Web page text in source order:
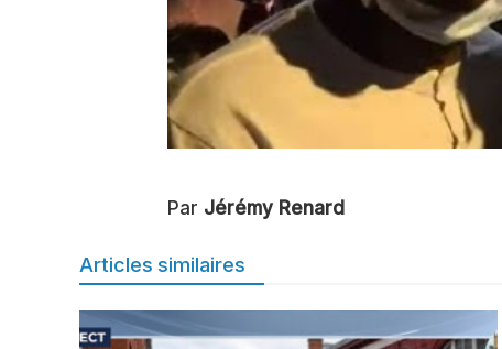
Par Jérémy Renard
Articles similaires